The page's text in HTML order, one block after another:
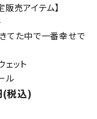
販売アイテム】
てた中で一番幸せで
ェット
ル
税込)